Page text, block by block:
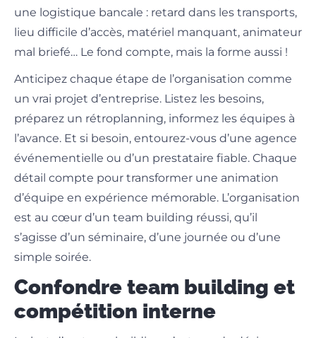
une logistique bancale : retard dans les transports,
lieu difficile d’accès, matériel manquant, animateur
mal briefé… Le fond compte, mais la forme aussi !
Anticipez chaque étape de l’organisation comme
un vrai projet d’entreprise. Listez les besoins,
préparez un rétroplanning, informez les équipes à
l’avance. Et si besoin, entourez-vous d’une agence
événementielle ou d’un prestataire fiable. Chaque
détail compte pour transformer une animation
d’équipe en expérience mémorable. L’organisation
est au cœur d’un team building réussi, qu’il
s’agisse d’un séminaire, d’une journée ou d’une
simple soirée.
Confondre team building et
compétition interne